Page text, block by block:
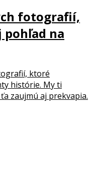
fotografií,
na
ktoré
histórie. My ti
zaujmú aj prekvapia.